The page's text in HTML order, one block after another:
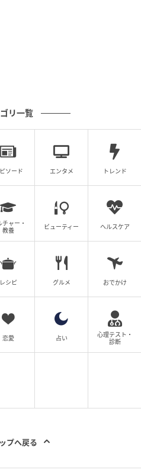
リ一覧
ソード エンタメ トレンド
チャー・
教養
ビューティー ヘルスケア
レシピ グルメ おでかけ
恋愛 占い
心理テスト・
診断
プへ戻る